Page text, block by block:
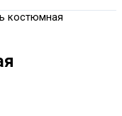
костюмная